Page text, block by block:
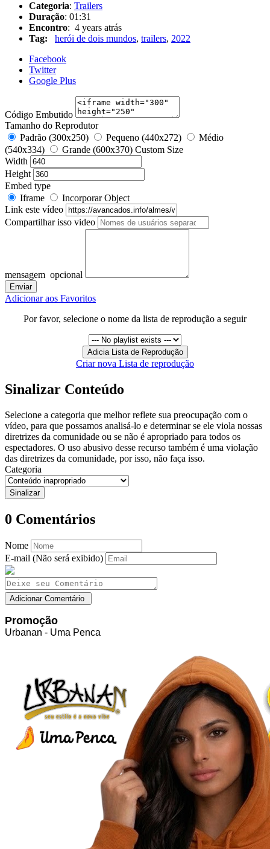
Categoria: Trailers
Duração: 01:31
Encontro: 4 years atrás
Tag:
herói de dois mundos, trailers, 2022
Facebook
Twitter
Google Plus
Código Embutido
Tamanho do Reprodutor
Padrão (300x250)
Pequeno (440x272)
Médio
(540x334)
Grande (600x370) Custom Size
Width
Height
Embed type
Iframe
Incorporar Object
Link este vídeo
Compartilhar isso video
mensagem opcional
Adicionar aos Favoritos
Por favor, selecione o nome da lista de reprodução a seguir
Criar nova Lista de reprodução
Sinalizar Conteúdo
Selecione a categoria que melhor reflete sua preocupação com o
vídeo, para que possamos analisá-lo e determinar se ele viola nossas
diretrizes da comunidade ou se não é apropriado para todos os
espectadores. O uso abusivo desse recurso também é uma violação
das diretrizes da comunidade, por isso, não faça isso.
Categoria
0 Comentários
Nome
E-mail (Não será exibido)
Promoção
Urbanan - Uma Penca